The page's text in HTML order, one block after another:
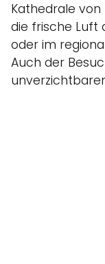
Kathedrale von
die frische Luft
oder im
Auch der